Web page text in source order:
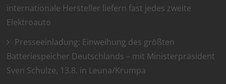
internationale Hersteller liefern fast jedes zweite
Elektroauto
Presseeinladung: Einweihung des größten
Batteriespeicher Deutschlands – mit Ministerpräsident
Sven Schulze, 13.8. in Leuna/Krumpa